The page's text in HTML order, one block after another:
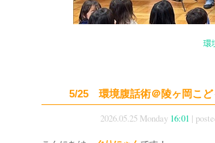
環
5/25 環境腹話術＠陵ヶ岡こど
2026.05.25 Monday 16:01 |